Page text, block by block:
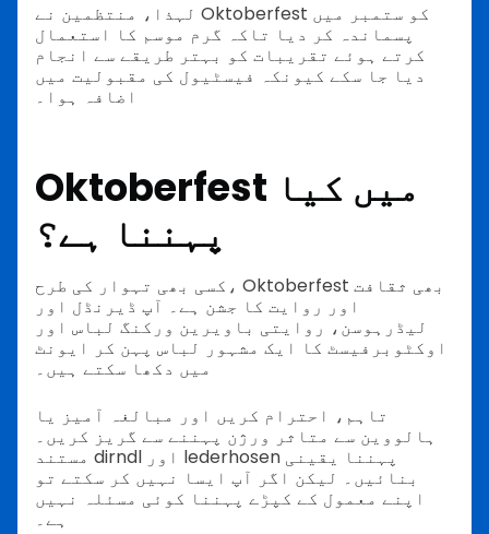
لہذا، منتظمین نے Oktoberfest کو ستمبر میں
پسماندہ کر دیا تاکہ گرم موسم کا استعمال
کرتے ہوئے تقریبات کو بہتر طریقے سے انجام
دیا جا سکے کیونکہ فیسٹیول کی مقبولیت میں
اضافہ ہوا۔
Oktoberfest میں کیا
پہننا ہے؟
کسی بھی تہوار کی طرح، Oktoberfest بھی ثقافت
اور روایت کا جشن ہے۔ آپ ڈیرنڈل اور
لیڈرہوسن، روایتی باویرین ورکنگ لباس اور
اوکٹوبرفیسٹ کا ایک مشہور لباس پہن کر ایونٹ
میں دکھا سکتے ہیں۔
تاہم، احترام کریں اور مبالغہ آمیز یا
ہالووین سے متاثر ورژن پہننے سے گریز کریں۔
مستند dirndl اور lederhosen پہننا یقینی
بنائیں۔ لیکن اگر آپ ایسا نہیں کر سکتے تو
اپنے معمول کے کپڑے پہننا کوئی مسئلہ نہیں
ہے۔